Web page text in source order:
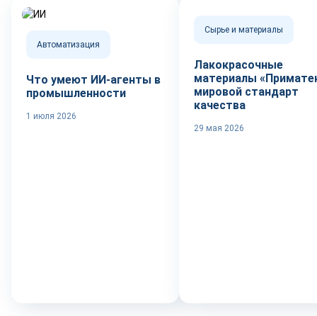
Автоматизация
Что умеют ИИ-агенты в
промышленности
1 июля 2026
Сырье и материалы
Лакокрасочные
материалы
мировой стандарт
качества
29 мая 2026